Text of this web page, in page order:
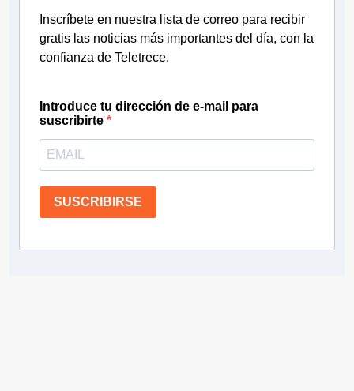
Inscríbete en nuestra lista de correo para recibir
gratis las noticias más importantes del día, con la
confianza de Teletrece.
Introduce tu dirección de e-mail para
suscribirte
SUSCRIBIRSE